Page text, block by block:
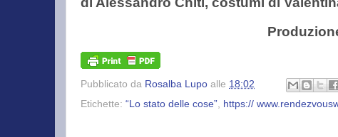
Pubblicato da Rosalba Lupo alle 18:02
Etichette: “Lo stato delle cose” https://